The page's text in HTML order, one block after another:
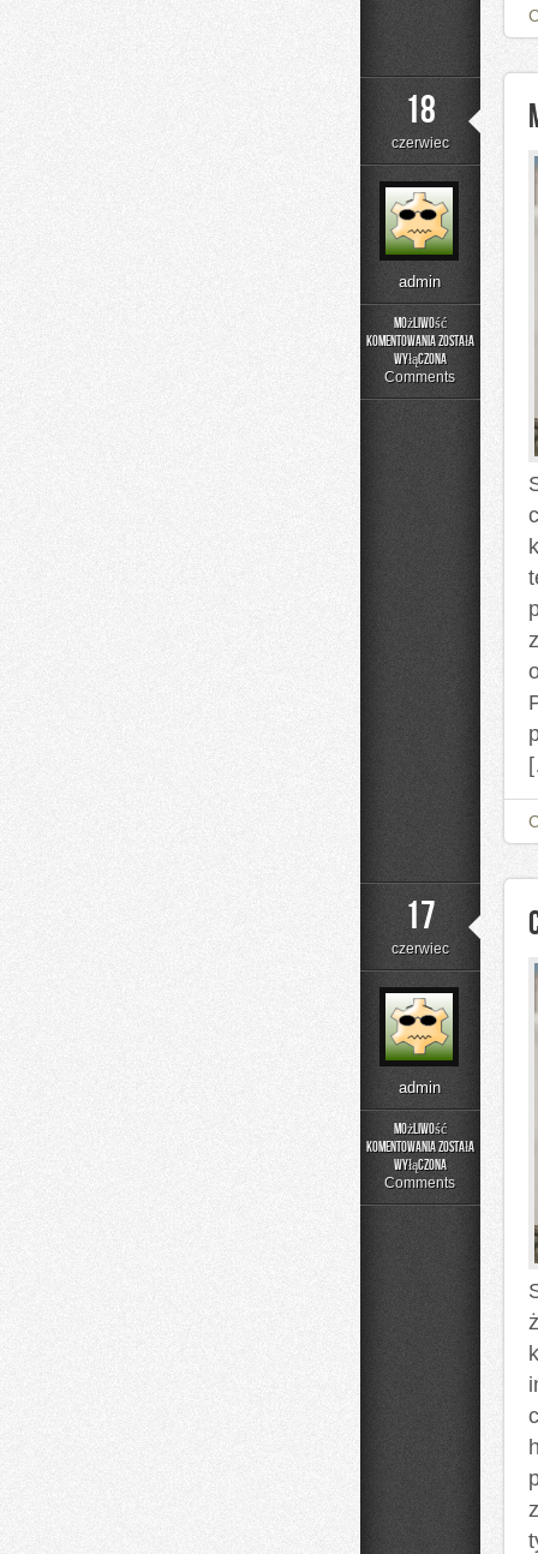
18
czerwiec
admin
Możliwość
komentowania
Uroda
została
wyłączona
Comments
17
czerwiec
admin
Możliwość
komentowania
Czytelnicze
Artykuły
została
wyłączona
Comments